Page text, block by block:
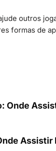
outros
formas de
Onde
Assistir